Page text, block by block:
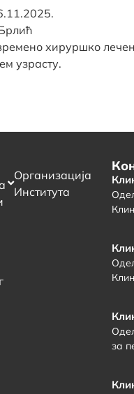
хируршко
узрасту.
Организација
Института
за